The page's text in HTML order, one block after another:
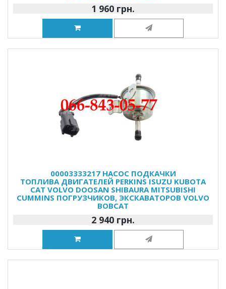
1 960 грн.
00003333217 НАСОС ПОДКАЧКИ
ТОПЛИВА ДВИГАТЕЛЕЙ PERKINS ISUZU KUBOTA
CAT VOLVO DOOSAN SHIBAURA MITSUBISHI
CUMMINS ПОГРУЗЧИКОВ, ЭКСКАВАТОРОВ VOLVO
BOBCAT
2 940 грн.